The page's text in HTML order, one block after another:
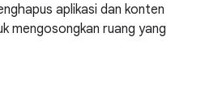
aplikasi dan konten
mengosongkan ruang yang